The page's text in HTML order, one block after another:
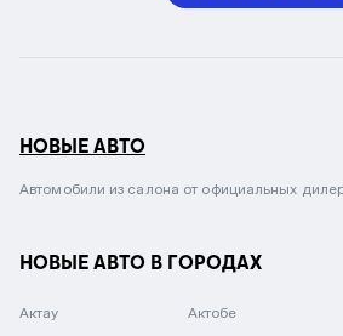
НОВЫЕ АВТО
Автомобили из салона от официальных
НОВЫЕ АВТО В ГОРОДАХ
Актау Актобе